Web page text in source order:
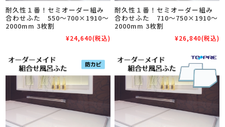
耐久性１番！セミオーダー組み
合わせふた 550～700×1910～
2000mm 3枚割
¥24,640(税込)
耐久性１番！セミオーダー組み
合わせふた 710～750×1910～
2000mm 3枚割
¥26,840(税込)